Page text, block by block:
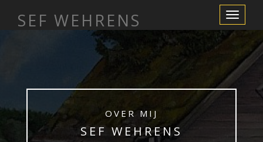
Toggle
Navigation
SEF WEHRENS
OVER MIJ
SEF WEHRENS